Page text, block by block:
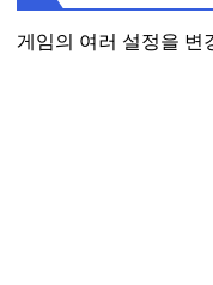
게임의 여러 설정을 변